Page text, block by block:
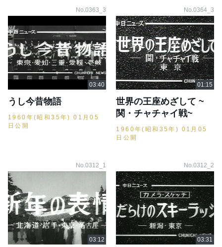
No.0363_3
うし今昔物語
1960年(昭和35年) 01月05
日公開
No.0364_3
世界の王座めざして ~
関・チャチャイ戦~
1960年(昭和35年) 01月05
日公開
No.0312_1 No.0312_2